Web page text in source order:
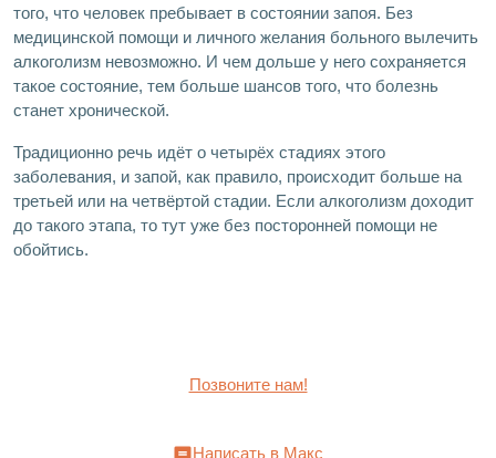
того, что человек пребывает в состоянии запоя. Без
медицинской помощи и личного желания больного вылечить
алкоголизм невозможно. И чем дольше у него сохраняется
такое состояние, тем больше шансов того, что болезнь
станет хронической.
Традиционно речь идёт о четырёх стадиях этого
заболевания, и запой, как правило, происходит больше на
третьей или на четвёртой стадии. Если алкоголизм доходит
до такого этапа, то тут уже без посторонней помощи не
обойтись.
Позвоните нам!
Написать в Макс